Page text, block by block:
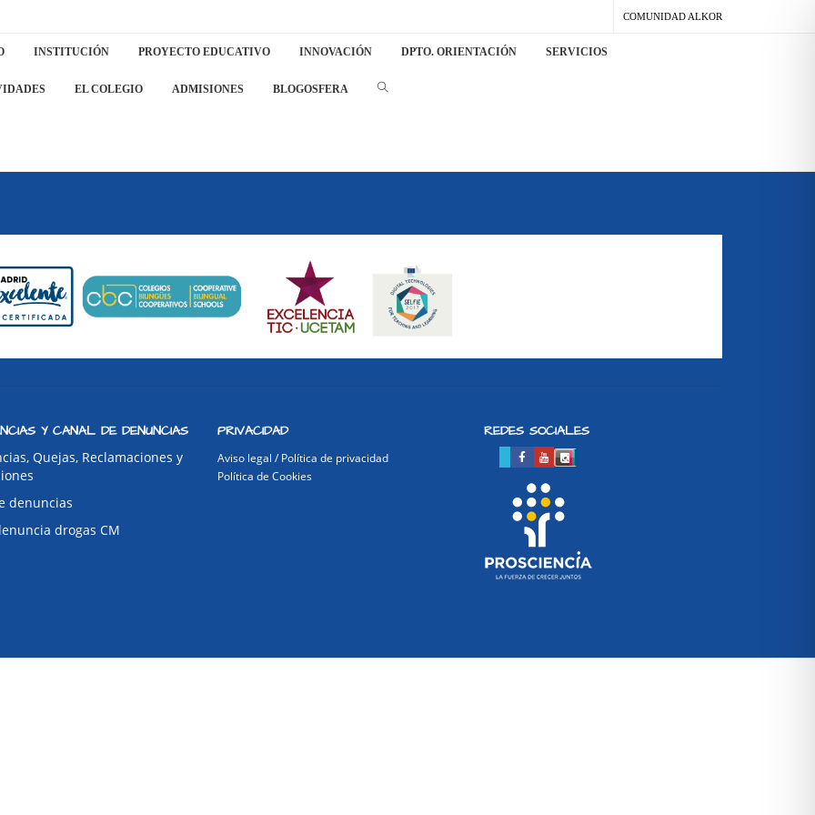
COMUNIDAD ALKOR
INSTITUCIÓN PROYECTO EDUCATIVO INNOVACIÓN DPTO. ORIENTACIÓN SERVICIOS
EL COLEGIO ADMISIONES BLOGOSFERA
Y CANAL DE DENUNCIAS
Quejas, Reclamaciones y
denuncias
drogas CM
PRIVACIDAD
Aviso legal / Política de privacidad
Política de Cookies
REDES SOCIALES